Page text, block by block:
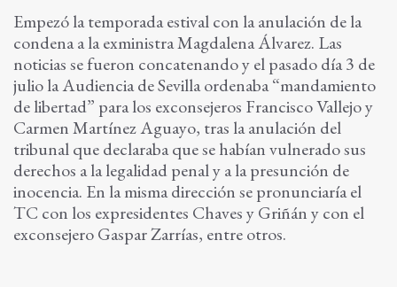
Empezó la temporada estival con la anulación de la
condena a la exministra Magdalena Álvarez. Las
noticias se fueron concatenando y el pasado día 3 de
julio la Audiencia de Sevilla ordenaba “mandamiento
de libertad” para los exconsejeros Francisco Vallejo y
Carmen Martínez Aguayo, tras la anulación del
tribunal que declaraba que se habían vulnerado sus
derechos a la legalidad penal y a la presunción de
inocencia. En la misma dirección se pronunciaría el
TC con los expresidentes Chaves y Griñán y con el
exconsejero Gaspar Zarrías, entre otros.